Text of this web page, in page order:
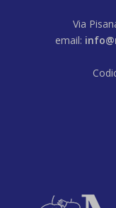
Via
email: